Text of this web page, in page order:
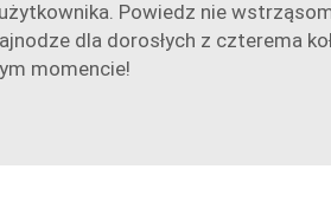
Powiedz nie
dla dorosłych z czterema
momencie!